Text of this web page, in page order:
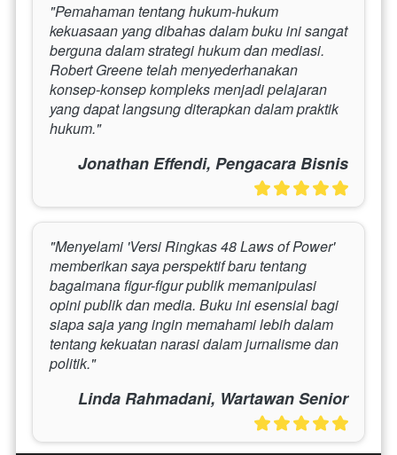
"Pemahaman tentang hukum-hukum
kekuasaan yang dibahas dalam buku ini sangat
berguna dalam strategi hukum dan mediasi.
Robert Greene telah menyederhanakan
konsep-konsep kompleks menjadi pelajaran
yang dapat langsung diterapkan dalam praktik
hukum."
Jonathan Effendi, Pengacara Bisnis
"Menyelami 'Versi Ringkas 48 Laws of Power'
memberikan saya perspektif baru tentang
bagaimana figur-figur publik memanipulasi
opini publik dan media. Buku ini esensial bagi
siapa saja yang ingin memahami lebih dalam
tentang kekuatan narasi dalam jurnalisme dan
politik."
Linda Rahmadani, Wartawan Senior